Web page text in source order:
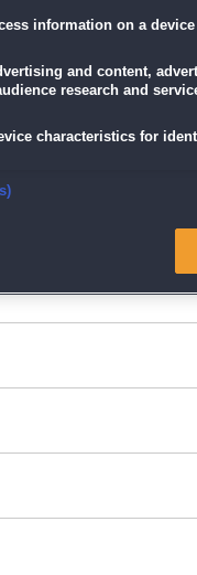
information on a device
and content,
research and
characteristics for
prevent and detect fraud,
data from other data
privacy choices